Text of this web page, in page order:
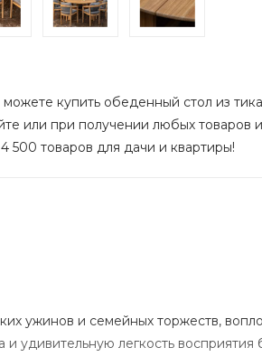
купить обеденный стол из
или при получении любых товаров
500 товаров для дачи и квартиры!
ужинов и семейных торжеств,
и удивительную легкость